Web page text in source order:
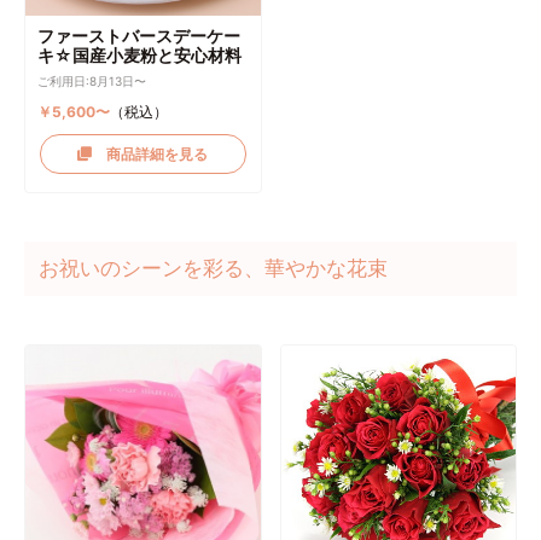
ファーストバースデーケー
キ☆国産小麦粉と安心材料
ご利用日:8月13日〜
￥5,600〜（税込）
商品詳細を見る
お祝いのシーンを彩る、華やかな花束